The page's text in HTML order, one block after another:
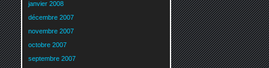
janvier 2008
décembre 2007
novembre 2007
octobre 2007
septembre 2007